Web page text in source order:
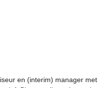
en (interim) manager met